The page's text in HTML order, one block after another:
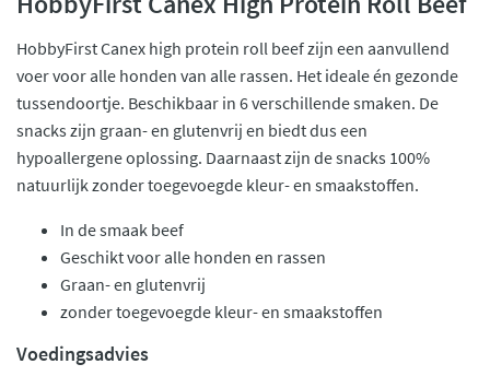
HobbyFirst Canex high protein roll beef zijn een aanvullend
voer voor alle honden van alle rassen. Het ideale én gezonde
tussendoortje. Beschikbaar in 6 verschillende smaken. De
snacks zijn graan- en glutenvrij en biedt dus een
hypoallergene oplossing. Daarnaast zijn de snacks 100%
natuurlijk zonder toegevoegde kleur- en smaakstoffen.
In de smaak beef
Geschikt voor alle honden en rassen
Graan- en glutenvrij
zonder toegevoegde kleur- en smaakstoffen
Voedingsadvies